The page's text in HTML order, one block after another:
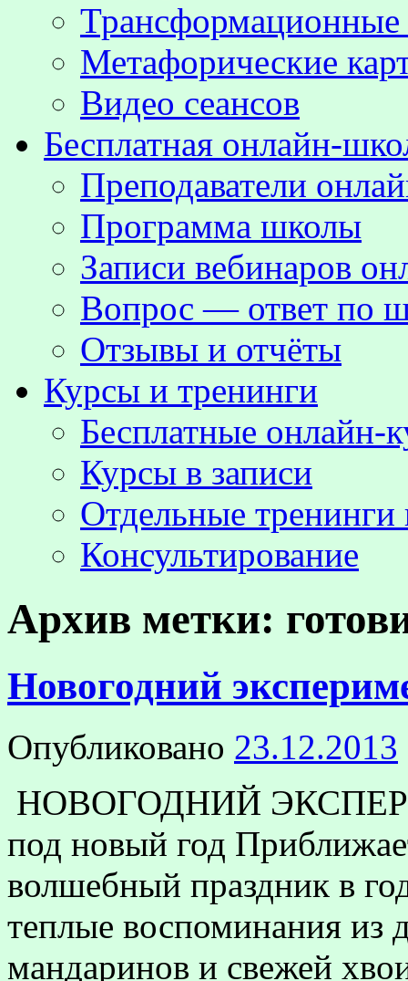
Метафорические
Видео сеансов
Бесплатная онлайн-
Преподаватели
Программа школы
Записи вебинаров
Вопрос — ответ по
Отзывы и отчёты
Курсы и тренинги
Бесплатные онлайн-
Курсы в записи
Отдельные тренинги
Консультирование
Архив метки:
Новогодний
Опубликовано 23.12.2013
НОВОГОДНИЙ
под новый год
волшебный праздник в
теплые воспоминания из
мандаринов и свежей